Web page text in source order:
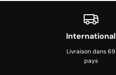
International
Livraison dans 69
pays